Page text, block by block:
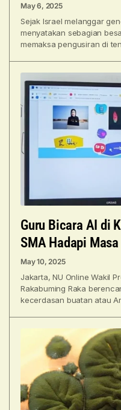
May 6, 2025
Sejak Israel melanggar
menyatakan sebagian
memaksa pengusiran di
Guru Bicara AI di
SMA Hadapi Masa
May 10, 2025
Jakarta, NU Online Wakil
Rakabuming Raka
kecerdasan buatan atau